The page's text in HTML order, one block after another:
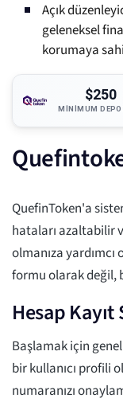
Açık
geleneksel
korumaya
$250
MINIMUM
QuefinToken'a
hataları azaltabilir
olmanıza yardımcı
formu olarak değil,
Hesap Kayıt
Başlamak için
bir kullanıcı profili
numaranızı